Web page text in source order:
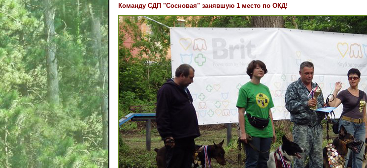
Команду СДП "Сосновая" занявшую 1 место по ОКД!